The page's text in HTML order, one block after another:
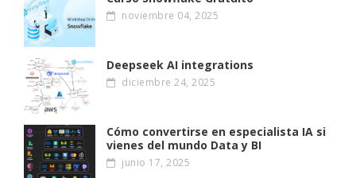
noviembre 04, 2025
Deepseek AI integrations
diciembre 24, 2025
Cómo convertirse en especialista IA si
vienes del mundo Data y BI
junio 17, 2025